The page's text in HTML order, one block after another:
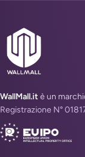
WallMall.it è un
Registrazione N°